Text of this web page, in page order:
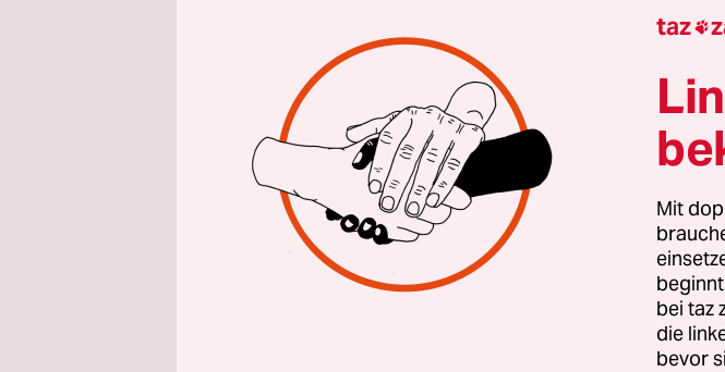
Leise rieselt der Schnee,
Wir hängen hier so ab, komm doch
taz 
Mit
bei taz
die
bevor